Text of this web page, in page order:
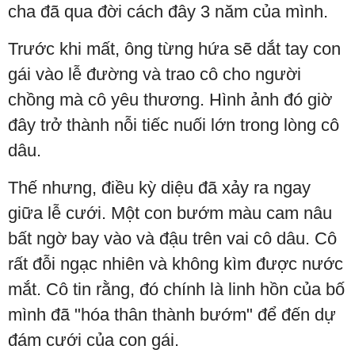
cha đã qua đời cách đây 3 năm của mình.
Trước khi mất, ông từng hứa sẽ dắt tay con
gái vào lễ đường và trao cô cho người
chồng mà cô yêu thương. Hình ảnh đó giờ
đây trở thành nỗi tiếc nuối lớn trong lòng cô
dâu.
Thế nhưng, điều kỳ diệu đã xảy ra ngay
giữa lễ cưới. Một con bướm màu cam nâu
bất ngờ bay vào và đậu trên vai cô dâu. Cô
rất đỗi ngạc nhiên và không kìm được nước
mắt. Cô tin rằng, đó chính là linh hồn của bố
mình đã "hóa thân thành bướm" để đến dự
đám cưới của con gái.